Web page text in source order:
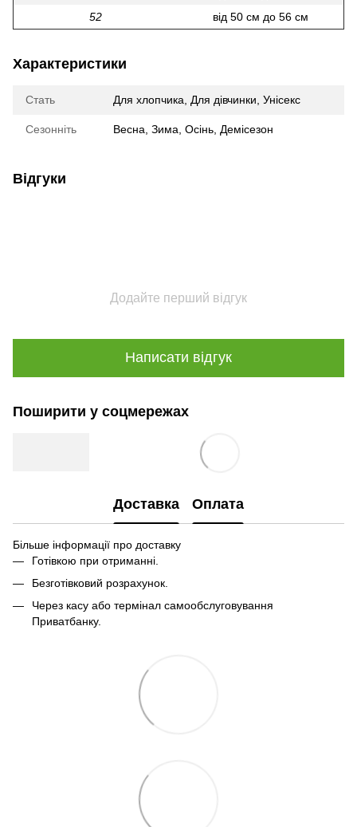
52
від 50 см до 56 см
Характеристики
Стать Для хлопчика Для дівчинки Унісекс
Сезонніть Весна Зима Осінь Демісезон
Відгуки
Додайте перший відгук
Написати відгук
Поширити у соцмережах
Доставка Оплата
Більше інформації про доставку
Готівкою при отриманні.
Безготівковий розрахунок.
Через касу або термінал самообслуговування
Приватбанку.